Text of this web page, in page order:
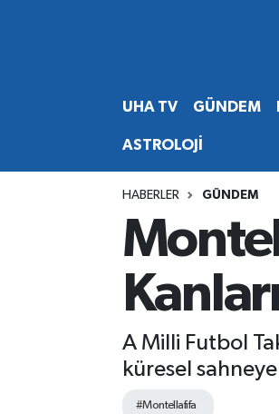
UHA TV GÜNDEM
ASTROLOJİ
HABERLER GÜNDEM
A Milli Futbol
küresel
#Montellafifa
Hava Durumu
Süper Lig Puan Durumu ve
Tüm Manşetler
Son Dakika Haberleri